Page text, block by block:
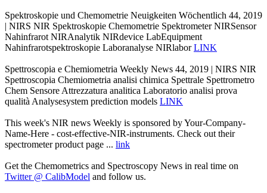
Spektroskopie und Chemometrie Neuigkeiten Wöchentlich 44, 2019
| NIRS NIR Spektroskopie Chemometrie Spektrometer NIRSensor
Nahinfrarot NIRAnalytik NIRdevice LabEquipment
Nahinfrarotspektroskopie Laboranalyse NIRlaborLINK
Spettroscopia e Chemiometria Weekly News 44, 2019 | NIRS NIR
Spettroscopia Chemiometria analisi chimica Spettrale Spettrometro
Chem Sensore Attrezzatura analitica Laboratorio analisi prova
qualità Analysesystem prediction models LINK
This week's NIR news Weekly is sponsored by Your-Company-
Name-Here - cost-effective-NIR-instruments. Check out their
spectrometer product page ... link
Get the Chemometrics and Spectroscopy News in real time on
Twitter @ CalibModel and follow us.